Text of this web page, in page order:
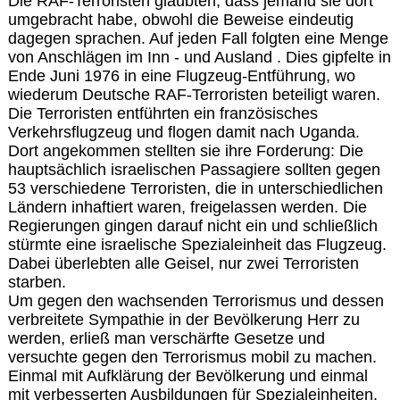
umgebracht habe, obwohl die Beweise eindeutig
dagegen sprachen. Auf jeden Fall folgten eine Menge
von Anschlägen im Inn - und Ausland . Dies gipfelte in
Ende Juni 1976 in eine Flugzeug-Entführung, wo
wiederum Deutsche RAF-Terroristen beteiligt waren.
Die Terroristen entführten ein französisches
Verkehrsflugzeug und flogen damit nach Uganda.
Dort angekommen stellten sie ihre Forderung: Die
hauptsächlich israelischen Passagiere sollten gegen
53 verschiedene Terroristen, die in unterschiedlichen
Ländern inhaftiert waren, freigelassen werden. Die
Regierungen gingen darauf nicht ein und schließlich
stürmte eine israelische Spezialeinheit das Flugzeug.
Dabei überlebten alle Geisel, nur zwei Terroristen
starben.
Um gegen den wachsenden Terrorismus und dessen
verbreitete Sympathie in der Bevölkerung Herr zu
werden, erließ man verschärfte Gesetze und
versuchte gegen den Terrorismus mobil zu machen.
Einmal mit Aufklärung der Bevölkerung und einmal
mit verbesserten Ausbildungen für Spezialeinheiten.